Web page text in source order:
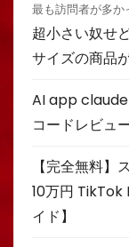
最も訪問者が多か
超小さい奴せ
サイズの商品
AI app
コードレビュ
【完全無料】
10万円 TikTok
イド】